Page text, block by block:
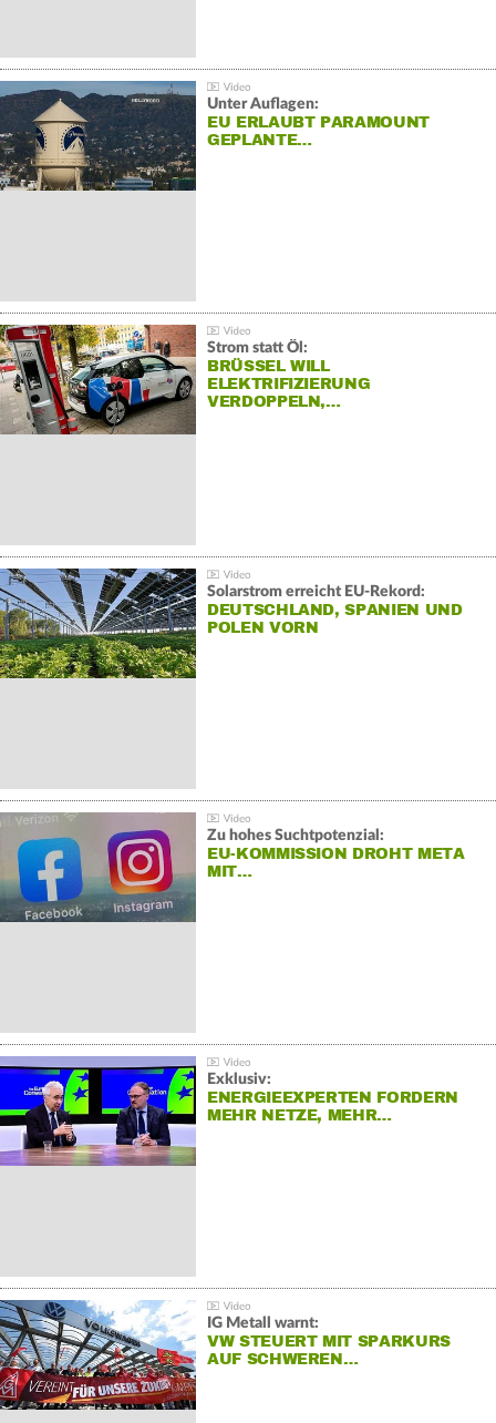
Unter Auflagen:
EU ERLAUBT PARAMOUNT
GEPLANTE…
Strom statt Öl:
BRÜSSEL WILL
ELEKTRIFIZIERUNG
VERDOPPELN,…
Solarstrom erreicht EU-Rekord:
DEUTSCHLAND, SPANIEN UND
POLEN VORN
Zu hohes Suchtpotenzial:
EU-KOMMISSION DROHT META
MIT…
Exklusiv:
ENERGIEEXPERTEN FORDERN
MEHR NETZE, MEHR…
IG Metall warnt:
VW STEUERT MIT SPARKURS
AUF SCHWEREN…